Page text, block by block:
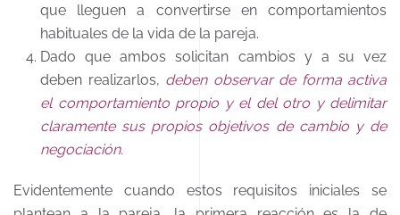
que lleguen a convertirse en comportamientos
habituales de la vida de la pareja.
Dado que ambos solicitan cambios y a su vez
deben realizarlos, deben observar de forma activa
el comportamiento propio y el del otro y delimitar
claramente sus propios objetivos de cambio y de
negociación.
Evidentemente cuando estos requisitos iniciales se